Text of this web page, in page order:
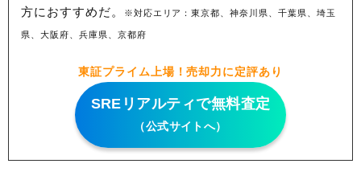
方におすすめだ。
※対応エリア：東京都、神奈川県、千葉県、埼玉
県、大阪府、兵庫県、京都府
東証プライム上場！売却力に定評あり
SREリアルティで無料査定
（公式サイトへ）